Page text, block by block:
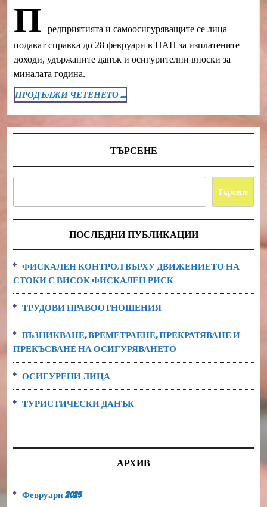
ИНФОРМАЦИЯ
ОТ
ПЛАТЕЦА
НА
ДОХОДА
П
редприятията и самоосигуряващите се лица
подават справка до 28 февруари в НАП за изплатените
доходи, удържаните данък и осигурителни вноски за
миналата година.
ПРОДЪЛЖИ ЧЕТЕНЕТО ...ПРОДЪЛЖИ
ТЪРСЕНЕ
Търсене
ПОСЛЕДНИ ПУБЛИКАЦИИ
ФИСКАЛЕН КОНТРОЛ ВЪРХУ ДВИЖЕНИЕТО НА
СТОКИ С ВИСОК ФИСКАЛЕН РИСК
ТРУДОВИ ПРАВООТНОШЕНИЯ
ВЪЗНИКВАНЕ, ВРЕМЕТРАЕНЕ, ПРЕКРАТЯВАНЕ И
ПРЕКЪСВАНЕ НА ОСИГУРЯВАНЕТО
ОСИГУРЕНИ ЛИЦА
ТУРИСТИЧЕСКИ ДАНЪК
АРХИВ
Февруари 2025